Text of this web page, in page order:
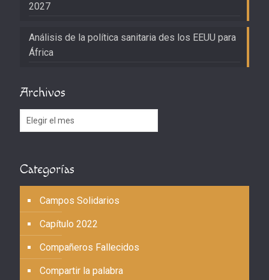
2027
Análisis de la política sanitaria des los EEUU para
África
Archivos
Archivos
Categorías
Campos Solidarios
Capítulo 2022
Compañeros Fallecidos
Compartir la palabra